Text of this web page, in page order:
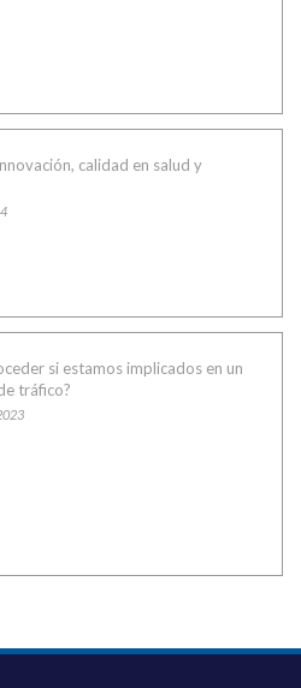
calidad en salud y
si estamos implicados en un
tráfico?